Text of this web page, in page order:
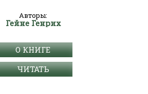
Авторы:
Гейне Генрих
О КНИГЕ
ЧИТАТЬ